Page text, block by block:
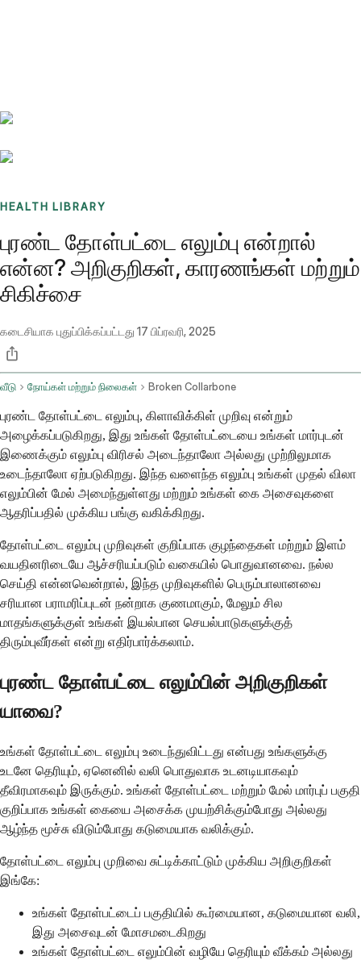
HEALTH LIBRARY
புரண்ட தோள்பட்டை எலும்பு என்றால்
என்ன? அறிகுறிகள், காரணங்கள் மற்றும்
சிகிச்சை
கடைசியாக புதுப்பிக்கப்பட்டது 17 பிப்ரவரி, 2025
வீடு நோய்கள் மற்றும் நிலைகள் Broken Collarbone
புரண்ட தோள்பட்டை எலும்பு, கிளாவிக்கிள் முறிவு என்றும்
அழைக்கப்படுகிறது, இது உங்கள் தோள்பட்டையை உங்கள் மார்புடன்
இணைக்கும் எலும்பு விரிசல் அடைந்தாலோ அல்லது முற்றிலுமாக
உடைந்தாலோ ஏற்படுகிறது. இந்த வளைந்த எலும்பு உங்கள் முதல் விலா
எலும்பின் மேல் அமைந்துள்ளது மற்றும் உங்கள் கை அசைவுகளை
ஆதரிப்பதில் முக்கிய பங்கு வகிக்கிறது.
தோள்பட்டை எலும்பு முறிவுகள் குறிப்பாக குழந்தைகள் மற்றும் இளம்
வயதினரிடையே ஆச்சரியப்படும் வகையில் பொதுவானவை. நல்ல
செய்தி என்னவென்றால், இந்த முறிவுகளில் பெரும்பாலானவை
சரியான பராமரிப்புடன் நன்றாக குணமாகும், மேலும் சில
மாதங்களுக்குள் உங்கள் இயல்பான செயல்பாடுகளுக்குத்
திரும்புவீர்கள் என்று எதிர்பார்க்கலாம்.
புரண்ட தோள்பட்டை எலும்பின் அறிகுறிகள்
யாவை?
உங்கள் தோள்பட்டை எலும்பு உடைந்துவிட்டது என்பது உங்களுக்கு
உடனே தெரியும், ஏனெனில் வலி பொதுவாக உடனடியாகவும்
தீவிரமாகவும் இருக்கும். உங்கள் தோள்பட்டை மற்றும் மேல் மார்புப் பகுதி
குறிப்பாக உங்கள் கையை அசைக்க முயற்சிக்கும்போது அல்லது
ஆழ்ந்த மூச்சு விடும்போது கடுமையாக வலிக்கும்.
தோள்பட்டை எலும்பு முறிவை சுட்டிக்காட்டும் முக்கிய அறிகுறிகள்
இங்கே:
உங்கள் தோள்பட்டைப் பகுதியில் கூர்மையான, கடுமையான வலி,
இது அசைவுடன் மோசமடைகிறது
உங்கள் தோள்பட்டை எலும்பின் வழியே தெரியும் வீக்கம் அல்லது